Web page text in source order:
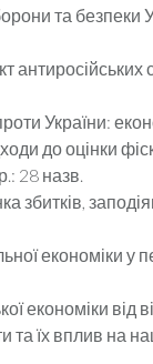
та безпеки
України:
до оцінки
28 назв.
збитків,
економіки
економіки від
та їх вплив на